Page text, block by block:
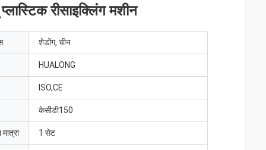
रीसाइक्लिंग मशीन
शेडोंग, चीन
HUALONG
ISO,CE
केसीडी150
1 सेट